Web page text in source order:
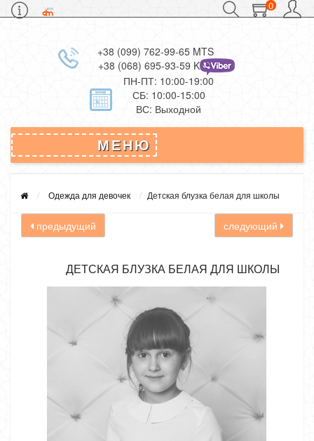
0
+38 (099) 762-99-65 MTS
+38 (068) 695-93-59 Kievstar
ПН-ПТ: 10:00-19:00
СБ: 10:00-15:00
ВС: Выходной
МЕНЮ
Одежда для девочек Детская блузка белая для школы
предыдущий следующий
ДЕТСКАЯ БЛУЗКА БЕЛАЯ ДЛЯ ШКОЛЫ